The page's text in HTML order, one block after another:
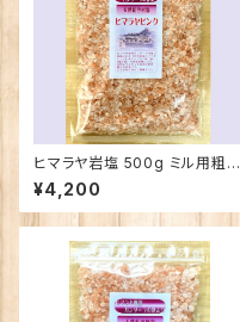
ヒマラヤ岩塩 500g ミル用粗粒
3〜5mmタイプ 5パックセット送
料無料
¥4,200